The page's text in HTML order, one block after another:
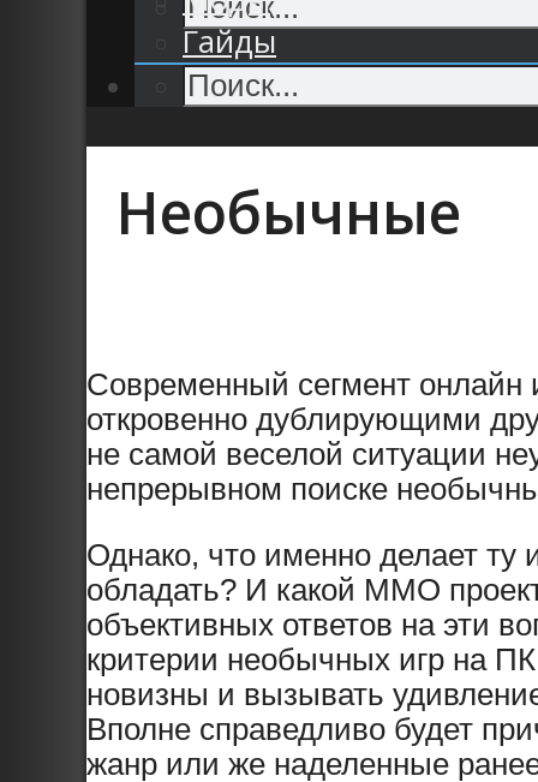
Гайды
Необычные
Современный сегмент онлайн
откровенно дублирующими
не самой веселой ситуации
непрерывном поиске
Однако, что именно делает ту
обладать? И какой MMO
объективных ответов на эти
критерии необычных игр на
новизны и вызывать
Вполне справедливо будет
жанр или же наделенные